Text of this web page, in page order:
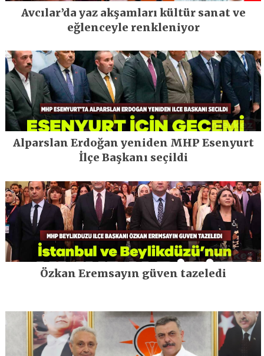
Avcılar’da yaz akşamları kültür sanat ve
eğlenceyle renkleniyor
Alparslan Erdoğan yeniden MHP Esenyurt
İlçe Başkanı seçildi
Özkan Eremsayın güven tazeledi